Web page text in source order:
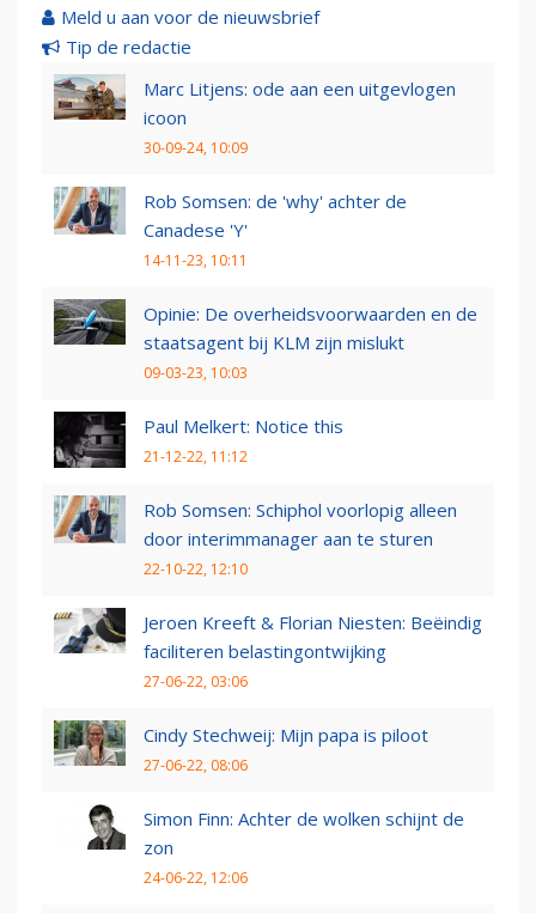
Meld u aan voor de nieuwsbrief
Tip de redactie
Marc Litjens: ode aan een uitgevlogen
icoon
30-09-24, 10:09
Rob Somsen: de 'why' achter de
Canadese 'Y'
14-11-23, 10:11
Opinie: De overheidsvoorwaarden en de
staatsagent bij KLM zijn mislukt
09-03-23, 10:03
Paul Melkert: Notice this
21-12-22, 11:12
Rob Somsen: Schiphol voorlopig alleen
door interimmanager aan te sturen
22-10-22, 12:10
Jeroen Kreeft & Florian Niesten: Beëindig
faciliteren belastingontwijking
27-06-22, 03:06
Cindy Stechweij: Mijn papa is piloot
27-06-22, 08:06
Simon Finn: Achter de wolken schijnt de
zon
24-06-22, 12:06